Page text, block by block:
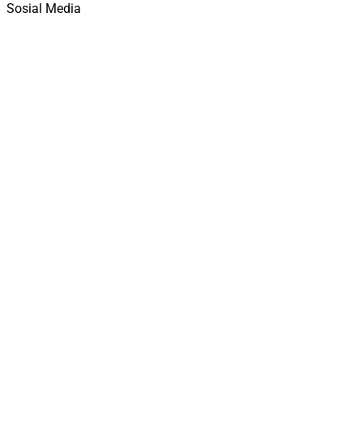
Sosial Media